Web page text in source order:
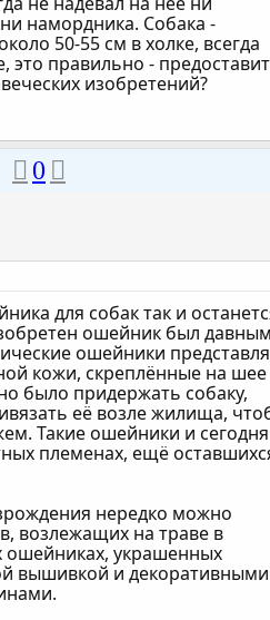
намордника. Собака -
50-55 см в холке, всегда
это правильно -
изобретений?
0
для собак так и
ошейник был
ошейники
кожи, скреплённые на шее
было придержать собаку,
её возле жилища,
Такие ошейники и сегодня
племенах, ещё
нередко можно
возлежащих на траве в
украшенных
вышивкой и декоративными